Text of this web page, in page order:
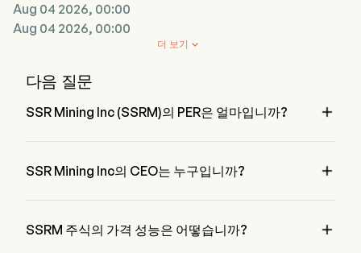
Aug 04 2026, 00:00
Aug 04 2026, 00:00

더 보기
다음 질문
SSR Mining Inc (SSRM)의 PER은 얼마입니까? 
SSR Mining Inc의 CEO는 누구입니까? 
SSRM 주식의 가격 성능은 어떻습니까? 